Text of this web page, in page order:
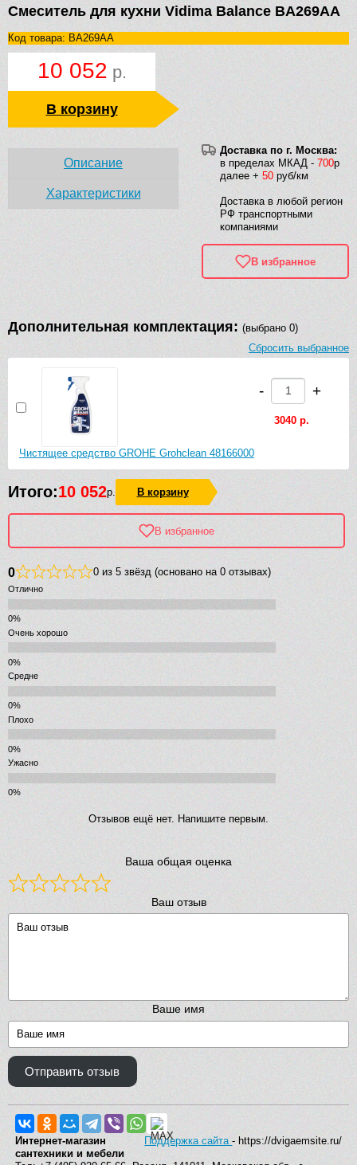
Смеситель для кухни Vidima Balance BA269AA
Код товара: BA269AA
10 052 р.
В корзину
Доставка по г. Москва:
в пределах МКАД - 700р
далее + 50 руб/км
Доставка в любой регион
РФ транспортными
компаниями
В избранное
Описание
Характеристики
Дополнительная комплектация: (выбрано 0)
Сбросить выбранное
Чистящее средство GROHE Grohclean 48166000
- +
3040 р.
Итого:10 052р. В корзину
В избранное
0 0 из 5 звёзд (основано на 0 отзывах)
Отлично
Очень хорошо
Средне
Плохо
Ужасно
Отзывов ещё нет. Напишите первым.
Ваша общая оценка
Ваш отзыв
Ваше имя
Отправить отзыв
Поддержка сайта- https://dvigaemsite.ru/
Интернет-магазин
сантехники и мебели